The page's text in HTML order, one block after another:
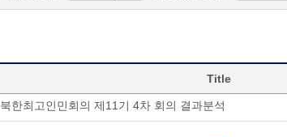
Title
북한최고인민회의 제11기 4차 회의 결과분석